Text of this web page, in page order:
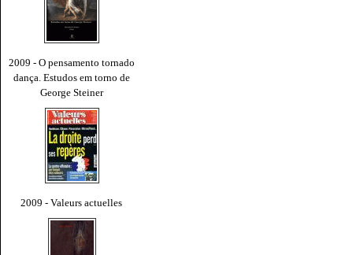
2009 - O pensamento tornado
dança. Estudos em torno de
George Steiner
2009 - Valeurs actuelles